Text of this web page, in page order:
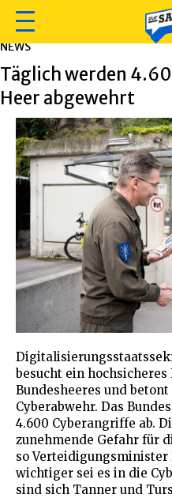
NEWS
Täglich werden
Heer abgewehrt
besucht ein hochsicheres
Bundesheeres und
Cyberabwehr. Das
4.600 Cyberangriffe ab.
zunehmende Gefahr für
so Verteidigungsminister
wichtiger sei es in die
sind sich Tanner und